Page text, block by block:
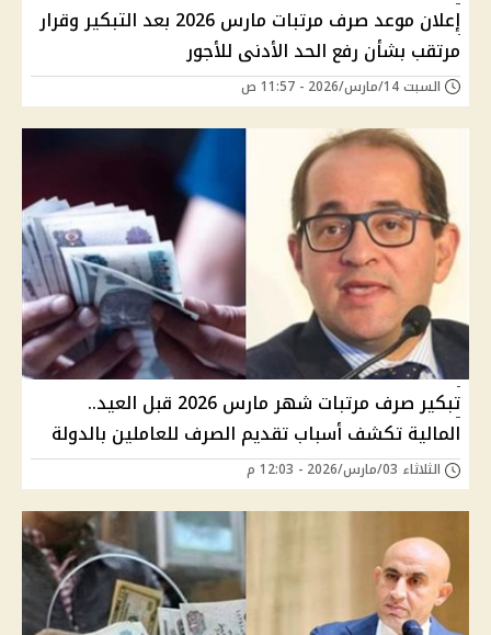
إعلان موعد صرف مرتبات مارس 2026 بعد التبكير وقرار
مرتقب بشأن رفع الحد الأدنى للأجور
السبت 14/مارس/2026 - 11:57 ص
تبكير صرف مرتبات شهر مارس 2026 قبل العيد..
المالية تكشف أسباب تقديم الصرف للعاملين بالدولة
الثلاثاء 03/مارس/2026 - 12:03 م